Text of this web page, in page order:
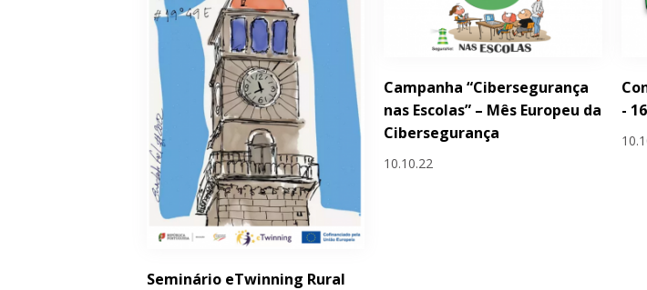
Seminário eTwinning Rural
Campanha “Cibersegurança
nas Escolas” – Mês Europeu da
Cibersegurança
10.10.22
-